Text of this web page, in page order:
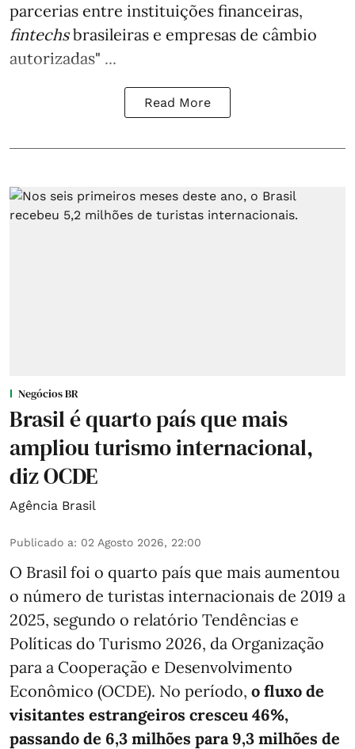
parcerias entre instituições financeiras,
fintechsbrasileiras e empresas de câmbio
autorizadas" ...
Read More
Negócios BR
Brasil é quarto país que mais
ampliou turismo internacional,
diz OCDE
Agência Brasil
Publicado a: 02 Agosto 2026, 22:00
O Brasil foi o quarto país que mais aumentou
o número de turistas internacionais de 2019 a
2025, segundo o relatório Tendências e
Políticas do Turismo 2026, da Organização
para a Cooperação e Desenvolvimento
Econômico (OCDE). No período, o fluxo de
visitantes estrangeiros cresceu 46%,
passando de 6,3 milhões para 9,3 milhões de